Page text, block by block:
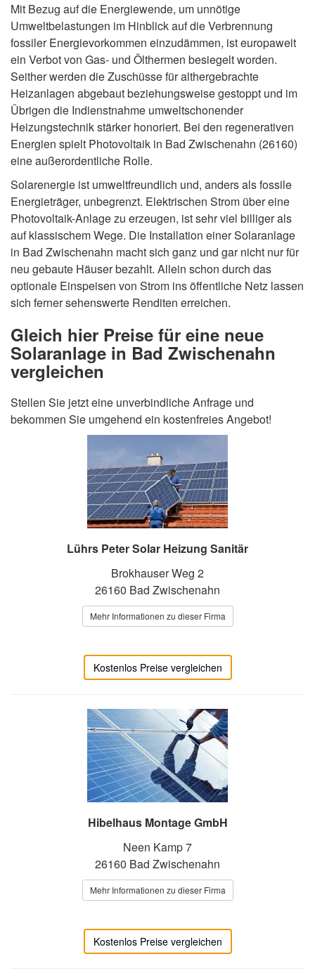
Mit Bezug auf die Energiewende, um unnötige
Umweltbelastungen im Hinblick auf die Verbrennung
fossiler Energievorkommen einzudämmen, ist europaweit
ein Verbot von Gas- und Ölthermen besiegelt worden.
Seither werden die Zuschüsse für althergebrachte
Heizanlagen abgebaut beziehungsweise gestoppt und im
Übrigen die Indienstnahme umweltschonender
Heizungstechnik stärker honoriert. Bei den regenerativen
Energien spielt Photovoltaik in Bad Zwischenahn (26160)
eine außerordentliche Rolle.
Solarenergie ist umweltfreundlich und, anders als fossile
Energieträger, unbegrenzt. Elektrischen Strom über eine
Photovoltaik-Anlage zu erzeugen, ist sehr viel billiger als
auf klassischem Wege. Die Installation einer Solaranlage
in Bad Zwischenahn macht sich ganz und gar nicht nur für
neu gebaute Häuser bezahlt. Allein schon durch das
optionale Einspeisen von Strom ins öffentliche Netz lassen
sich ferner sehenswerte Renditen erreichen.
Gleich hier Preise für eine neue
Solaranlage in Bad Zwischenahn
vergleichen
Stellen Sie jetzt eine unverbindliche Anfrage und
bekommen Sie umgehend ein kostenfreies Angebot!
Lührs Peter Solar Heizung Sanitär
Brokhauser Weg 2
26160 Bad Zwischenahn
Mehr Informationen zu dieser Firma
Kostenlos Preise vergleichen
Hibelhaus Montage GmbH
Neen Kamp 7
26160 Bad Zwischenahn
Mehr Informationen zu dieser Firma
Kostenlos Preise vergleichen